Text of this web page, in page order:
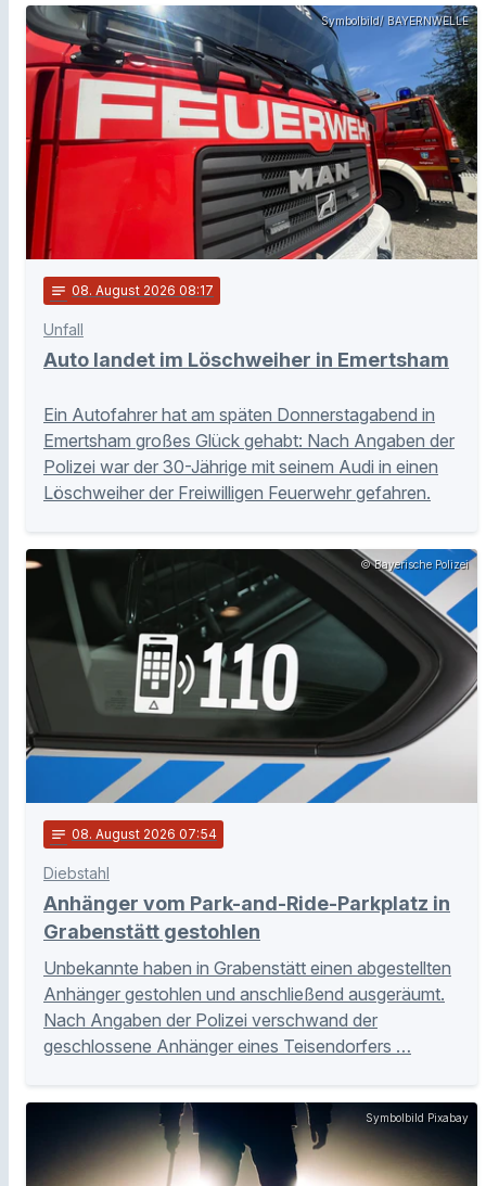
Symbolbild/ BAYERNWELLE
notes 08. August 2026 08:17
Unfall
Auto landet im Löschweiher in Emertsham
Ein Autofahrer hat am späten Donnerstagabend in
Emertsham großes Glück gehabt: Nach Angaben der
Polizei war der 30-Jährige mit seinem Audi in einen
Löschweiher der Freiwilligen Feuerwehr gefahren.
© Bayerische Polizei
notes 08. August 2026 07:54
Diebstahl
Anhänger vom Park-and-Ride-Parkplatz in
Grabenstätt gestohlen
Unbekannte haben in Grabenstätt einen abgestellten
Anhänger gestohlen und anschließend ausgeräumt.
Nach Angaben der Polizei verschwand der
geschlossene Anhänger eines Teisendorfers …
Symbolbild Pixabay